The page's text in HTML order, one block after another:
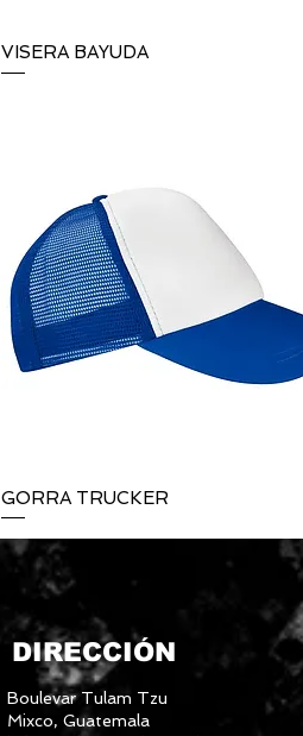
Vista rápida
VISERA BAYUDA
Vista rápida
GORRA TRUCKER
DIRECCIÓN
Boulevar Tulam Tzu
Mixco, Guatemala